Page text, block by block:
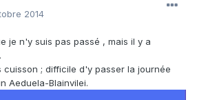
2014
je n'y suis pas passé , mais il y a
cuisson ; difficile d'y passer la journée
Aeduela-Blainvilei.